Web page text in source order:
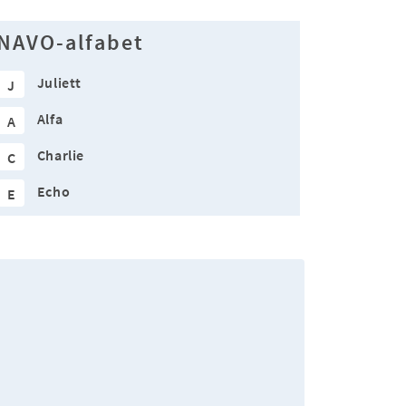
alfabet
J Juliett
A Alfa
C Charlie
E Echo